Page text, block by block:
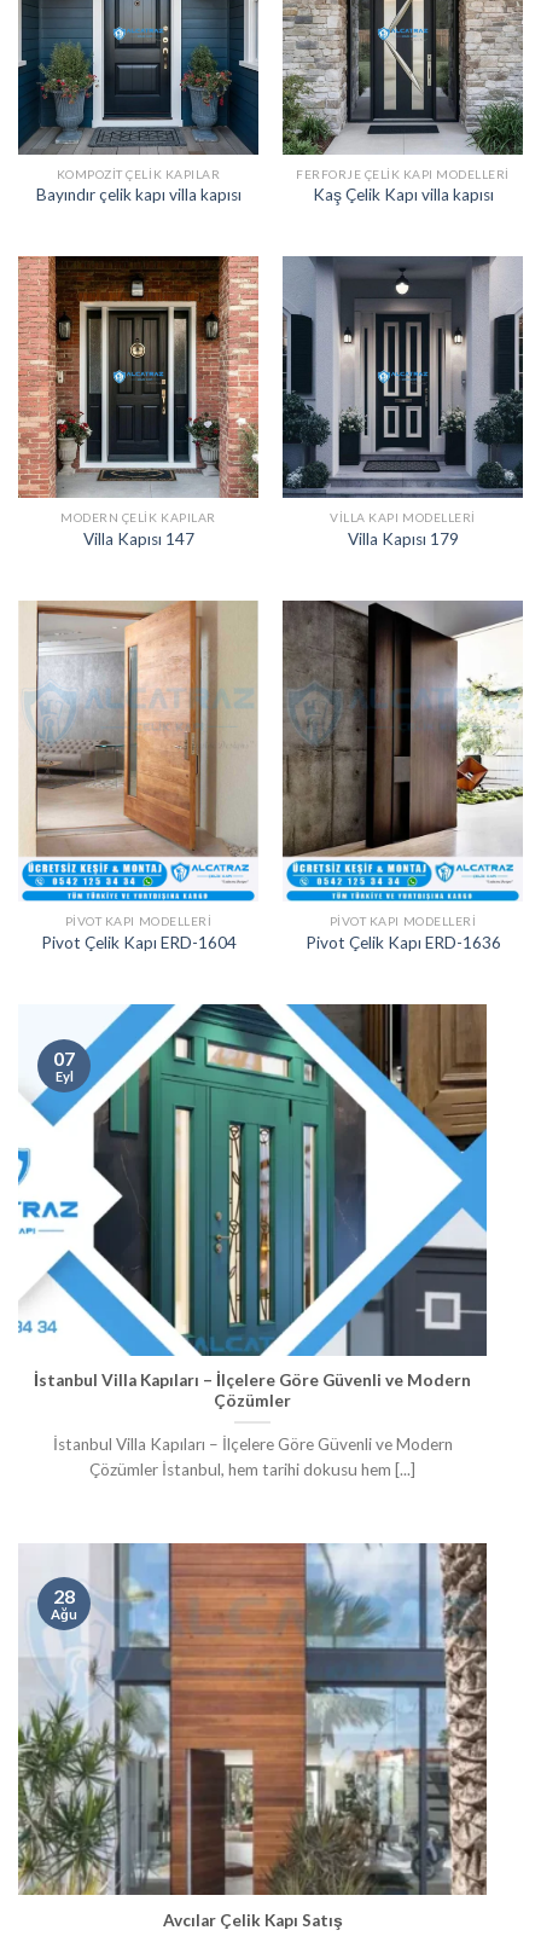
KOMPOZIT ÇELIK KAPILAR
Bayındır çelik kapı villa kapısı
FERFORJE ÇELIK KAPI MODELLERI
Kaş Çelik Kapı villa kapısı
MODERN ÇELIK KAPILAR
Villa Kapısı 147
VILLA KAPI MODELLERI
Villa Kapısı 179
PIVOT KAPI MODELLERI
Pivot Çelik Kapı ERD-1604
PIVOT KAPI MODELLERI
Pivot Çelik Kapı ERD-1636
İstanbul Villa Kapıları – İlçelere Göre Güvenli ve Modern
Çözümler
İstanbul Villa Kapıları – İlçelere Göre Güvenli ve Modern
Çözümler İstanbul, hem tarihi dokusu hem [...]
07
Eyl
Avcılar Çelik Kapı Satış
28
Ağu